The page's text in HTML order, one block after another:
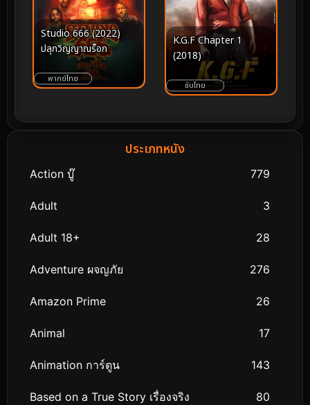
Studio 666 (2022)
ปลุกวิญญาณร็อก
พากย์ไทย
K.G.F Chapter 1
(2018)
ซับไทย
ประเภทหนัง
Action บู๊ 779
Adult 3
Adult 18+ 28
Adventure ผจญภัย 276
Amazon Prime 26
Animal 17
Animation การ์ตูน 143
Based on a True Story เรื่องจริง 80